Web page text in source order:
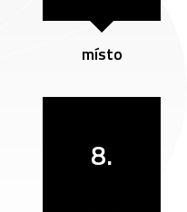
místo
8.